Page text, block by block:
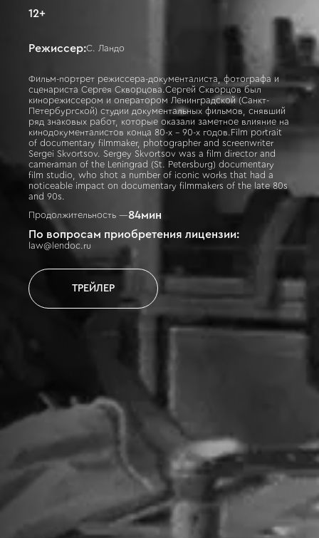
12+
Режиссер:С. Ландо
Фильм-портрет режиссера-документалиста, фотографа и
сценариста Сергея Скворцова.Сергей Скворцов был
кинорежиссером и оператором Ленинградской (Санкт-
Петербургской) студии документальных фильмов, снявший
ряд знаковых работ, которые оказали заметное влияние на
кинодокументалистов конца 80-х – 90-х годов.Film portrait
of documentary filmmaker, photographer and screenwriter
Sergei Skvortsov. Sergey Skvortsov was a film director and
cameraman of the Leningrad (St. Petersburg) documentary
film studio, who shot a number of iconic works that had a
noticeable impact on documentary filmmakers of the late 80s
and 90s.
Продолжительность —84мин
По вопросам приобретения лицензии:
law@lendoc.ru
ТРЕЙЛЕР